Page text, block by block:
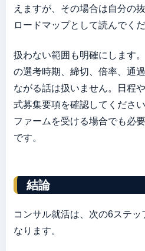
えますが、その場合は自分の
ロードマップとして読んでくだ
扱わない範囲も明確にします
の選考時期、締切、倍率、通
ながる話は扱いません。日程
式募集要項を確認してくださ
ファームを受ける場合でも必
です。
結論
コンサル就活は、次の6ステッ
なります。